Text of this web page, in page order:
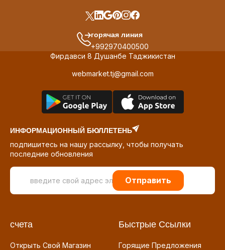
горячая линия
+992970400500
Фирдавси 8 Душанбе Таджикистан
webmarket.tj@gmail.com
ИНФОРМАЦИОННЫЙ БЮЛЛЕТЕНЬ
подпишитесь на нашу рассылку, чтобы получать
последние обновления
Отправить
счета
Открыть Свой Магазин
Быстрые Ссылки
Горящие Предложения